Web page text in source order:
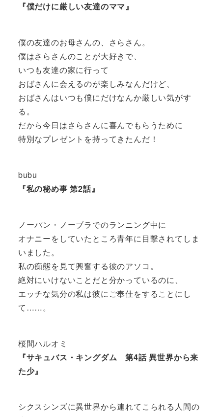
『僕だけに厳しい友達のママ』
僕の友達のお母さんの、さらさん。
僕はさらさんのことが大好きで、
いつも友達の家に行って
おばさんに会えるのが楽しみなんだけど、
おばさんはいつも僕にだけなんか厳しい気がす
る。
だから今日はさらさんに喜んでもらうために
特別なプレゼントを持ってきたんだ！
bubu
『私の秘め事 第2話』
ノーパン・ノーブラでのランニング中に
オナニーをしていたところ青年に目撃されてしま
いました。
私の痴態を見て興奮する彼のアソコ。
絶対にいけないことだと分かっているのに、
エッチな気分の私は彼にご奉仕をすることにし
て……。
桜間ハルオミ
『サキュバス・キングダム 第4話 異世界から来
た少』
シクスシンズに異世界から連れてこられる人間の